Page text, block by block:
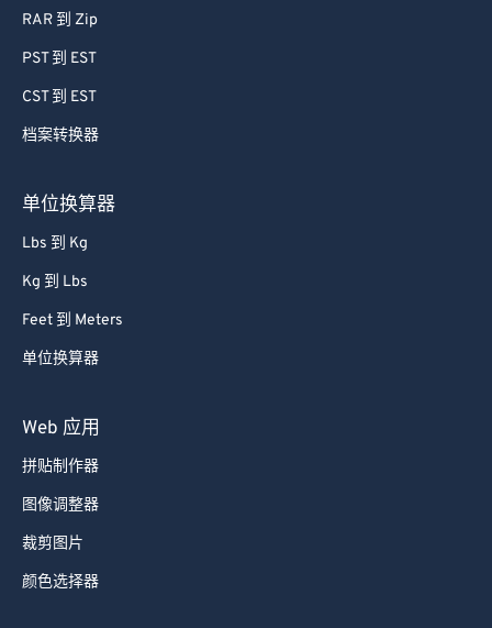
RAR 到 Zip
PST 到 EST
CST 到 EST
档案转换器
单位换算器
Lbs 到 Kg
Kg 到 Lbs
Feet 到 Meters
单位换算器
Web 应用
拼贴制作器
图像调整器
裁剪图片
颜色选择器